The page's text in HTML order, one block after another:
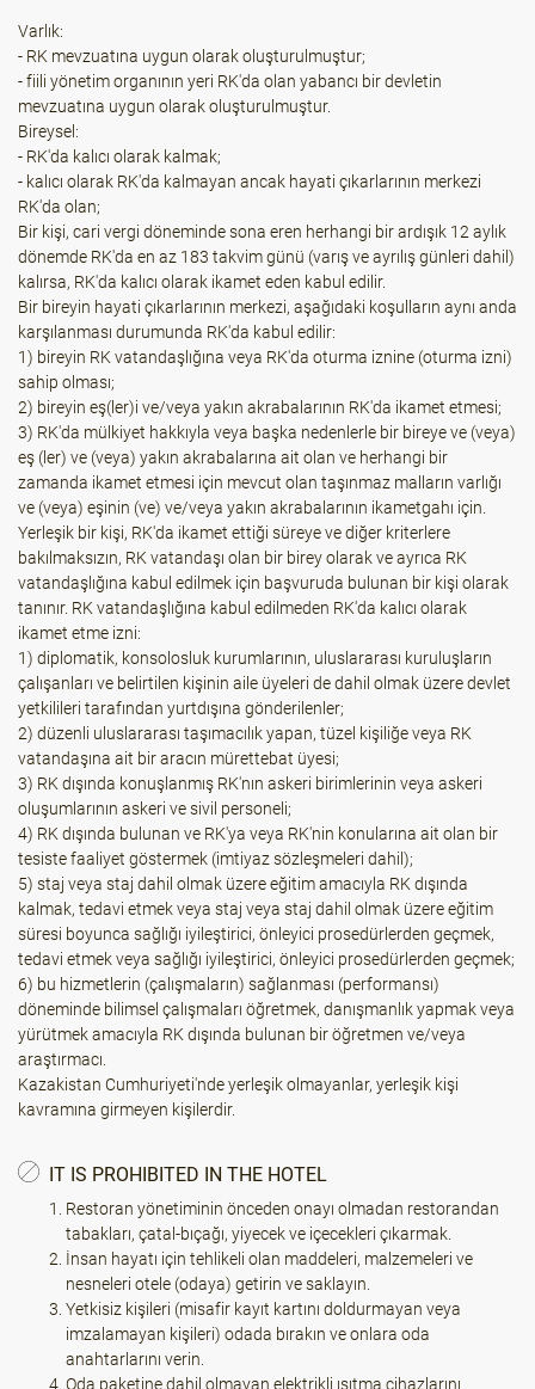
Varlık:
- RK mevzuatına uygun olarak oluşturulmuştur;
- fiili yönetim organının yeri RK'da olan yabancı bir devletin
mevzuatına uygun olarak oluşturulmuştur.
Bireysel:
- RK'da kalıcı olarak kalmak;
- kalıcı olarak RK'da kalmayan ancak hayati çıkarlarının merkezi
RK'da olan;
Bir kişi, cari vergi döneminde sona eren herhangi bir ardışık 12 aylık
dönemde RK'da en az 183 takvim günü (varış ve ayrılış günleri dahil)
kalırsa, RK'da kalıcı olarak ikamet eden kabul edilir.
Bir bireyin hayati çıkarlarının merkezi, aşağıdaki koşulların aynı anda
karşılanması durumunda RK'da kabul edilir:
1) bireyin RK vatandaşlığına veya RK'da oturma iznine (oturma izni)
sahip olması;
2) bireyin eş(ler)i ve/veya yakın akrabalarının RK'da ikamet etmesi;
3) RK'da mülkiyet hakkıyla veya başka nedenlerle bir bireye ve (veya)
eş (ler) ve (veya) yakın akrabalarına ait olan ve herhangi bir
zamanda ikamet etmesi için mevcut olan taşınmaz malların varlığı
ve (veya) eşinin (ve) ve/veya yakın akrabalarının ikametgahı için.
Yerleşik bir kişi, RK'da ikamet ettiği süreye ve diğer kriterlere
bakılmaksızın, RK vatandaşı olan bir birey olarak ve ayrıca RK
vatandaşlığına kabul edilmek için başvuruda bulunan bir kişi olarak
tanınır. RK vatandaşlığına kabul edilmeden RK'da kalıcı olarak
ikamet etme izni:
1) diplomatik, konsolosluk kurumlarının, uluslararası kuruluşların
çalışanları ve belirtilen kişinin aile üyeleri de dahil olmak üzere devlet
yetkilileri tarafından yurtdışına gönderilenler;
2) düzenli uluslararası taşımacılık yapan, tüzel kişiliğe veya RK
vatandaşına ait bir aracın mürettebat üyesi;
3) RK dışında konuşlanmış RK'nın askeri birimlerinin veya askeri
oluşumlarının askeri ve sivil personeli;
4) RK dışında bulunan ve RK'ya veya RK'nin konularına ait olan bir
tesiste faaliyet göstermek (imtiyaz sözleşmeleri dahil);
5) staj veya staj dahil olmak üzere eğitim amacıyla RK dışında
kalmak, tedavi etmek veya staj veya staj dahil olmak üzere eğitim
süresi boyunca sağlığı iyileştirici, önleyici prosedürlerden geçmek,
tedavi etmek veya sağlığı iyileştirici, önleyici prosedürlerden geçmek;
6) bu hizmetlerin (çalışmaların) sağlanması (performansı)
döneminde bilimsel çalışmaları öğretmek, danışmanlık yapmak veya
yürütmek amacıyla RK dışında bulunan bir öğretmen ve/veya
araştırmacı.
Kazakistan Cumhuriyeti'nde yerleşik olmayanlar, yerleşik kişi
kavramına girmeyen kişilerdir.
IT IS PROHIBITED IN THE HOTEL
Restoran yönetiminin önceden onayı olmadan restorandan
tabakları, çatal-bıçağı, yiyecek ve içecekleri çıkarmak.
İnsan hayatı için tehlikeli olan maddeleri, malzemeleri ve
nesneleri otele (odaya) getirin ve saklayın.
Yetkisiz kişileri (misafir kayıt kartını doldurmayan veya
imzalamayan kişileri) odada bırakın ve onlara oda
anahtarlarını verin.
Oda paketine dahil olmayan elektrikli ısıtma cihazlarını